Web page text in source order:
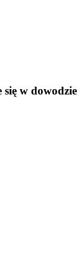
się w dowodzie